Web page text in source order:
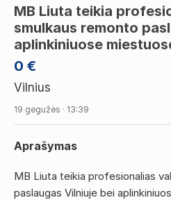
0 €
MB Liuta teikia
smulkaus remonto
aplinkiniuose
Vilnius
19 gegužės · 13:39
Aprašymas
MB Liuta teikia profesionalias
paslaugas Vilniuje bei